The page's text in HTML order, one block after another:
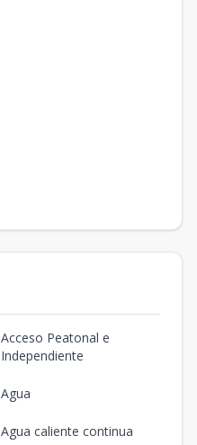
Acceso Peatonal e
Independiente
Agua
Agua caliente continua